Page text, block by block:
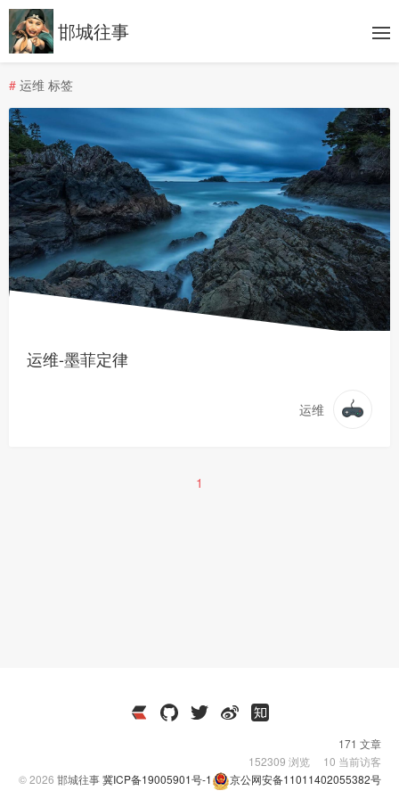
邯城往事
# 运维 标签
运维-墨菲定律
运维
1
171 文章
152309 浏览 10 当前访客
© 2026 邯城往事冀ICP备19005901号-1 京公网安备11011402055382号